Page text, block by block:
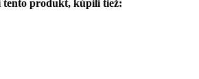
produkt, kúpili tiež: